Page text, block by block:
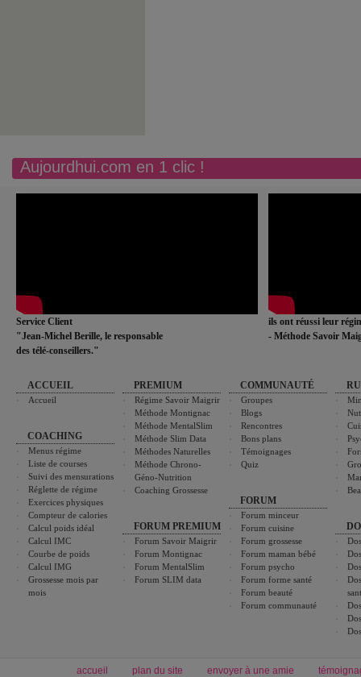
Aujourdhui.com en 1 clic !
Service Client
"Jean-Michel Berille, le responsable
des télé-conseillers."
ils ont réussi leur
- Méthode Savoir
ACCUEIL
Accueil
COACHING
Menus régime
Liste de courses
Suivi des mensurations
Réglette de régime
Exercices physiques
Compteur de calories
Calcul poids idéal
Calcul IMC
Courbe de poids
Calcul IMG
Grossesse mois par
mois
PREMIUM
Régime Savoir Maigrir
Méthode Montignac
Méthode MentalSlim
Méthode Slim Data
Méthodes Naturelles
Méthode Chrono-
Géno-Nutrition
Coaching Grossesse
FORUM PREMIUM
Forum Savoir Maigrir
Forum Montignac
Forum MentalSlim
Forum SLIM data
COMMUNAUTÉ
Groupes
Blogs
Rencontres
Bons plans
Témoignages
Quiz
FORUM
Forum minceur
Forum cuisine
Forum grossesse
Forum maman bébé
Forum psycho
Forum forme santé
Forum beauté
Forum communauté
accueil plan du site envoyer à une amie